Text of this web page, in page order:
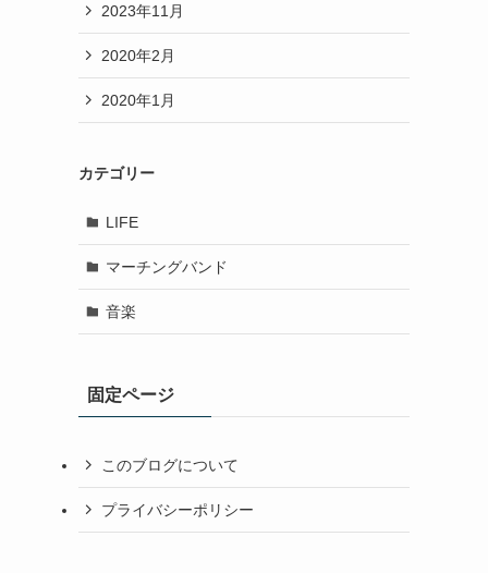
2023年11月
2020年2月
2020年1月
カテゴリー
LIFE
マーチングバンド
音楽
固定ページ
このブログについて
プライバシーポリシー